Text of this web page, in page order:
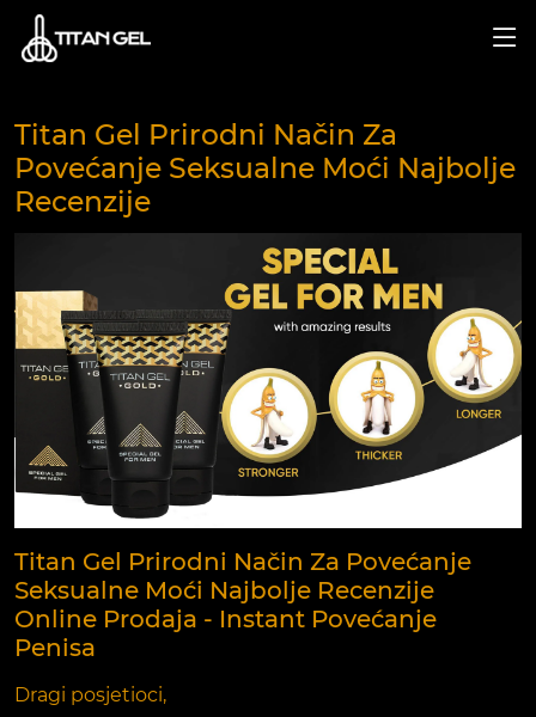
Titan Gel Prirodni Način Za
Povećanje Seksualne Moći Najbolje
Recenzije
Titan Gel Prirodni Način Za Povećanje
Seksualne Moći Najbolje Recenzije
Online Prodaja - Instant Povećanje
Penisa
Dragi posjetioci,